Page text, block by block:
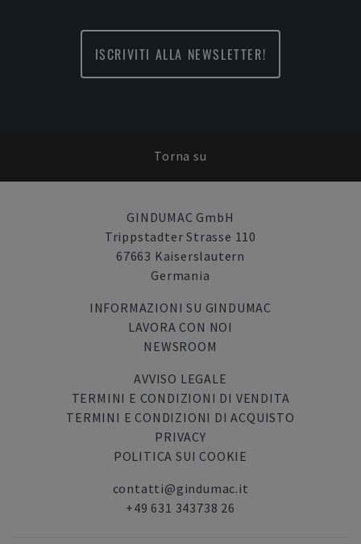
ISCRIVITI ALLA NEWSLETTER!
Torna su
GINDUMAC GmbH
Trippstadter Strasse 110
67663 Kaiserslautern
Germania
INFORMAZIONI SU GINDUMAC
LAVORA CON NOI
NEWSROOM
AVVISO LEGALE
TERMINI E CONDIZIONI DI VENDITA
TERMINI E CONDIZIONI DI ACQUISTO
PRIVACY
POLITICA SUI COOKIE
contatti@gindumac.it
+49 631 343738 26